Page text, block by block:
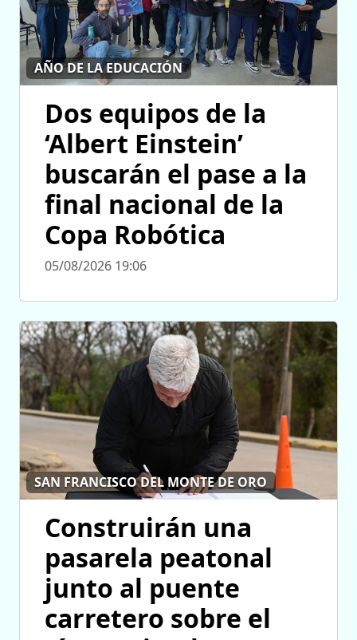
AÑO DE LA EDUCACIÓN
Dos equipos de la
‘Albert Einstein’
buscarán el pase a la
final nacional de la
Copa Robótica
05/08/2026 19:06
SAN FRANCISCO DEL MONTE DE ORO
Construirán una
pasarela peatonal
junto al puente
carretero sobre el